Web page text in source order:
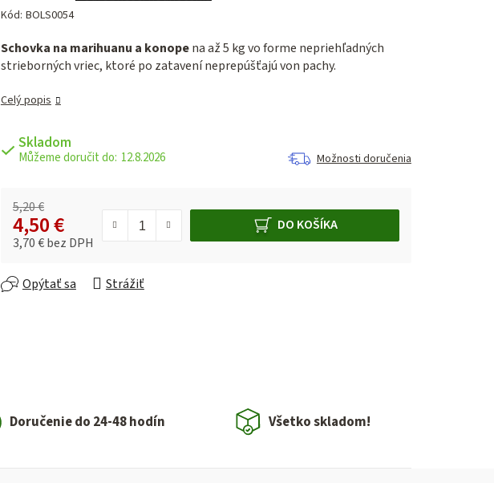
hodnotenie
je
0,0
hviezdičiek.
Kód: BOLS0054
Schovka na marihuanu a konopena až 5 kg vo forme nepriehľadných
strieborných vriec, ktoré po zatavení neprepúšťajú von pachy.
Celý popis
Skladom
12.8.2026 Možnosti doručenia
5,20 €
4,50 €
3,70 € bez DPH
DO KOŠÍKA
Opýtať sa Strážiť
Doručenie do 24-48 hodín Všetko skladom!